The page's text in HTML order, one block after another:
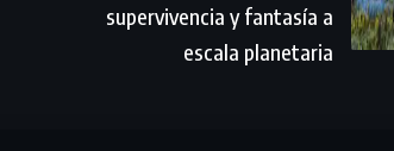
supervivencia y fantasía a
escala planetaria